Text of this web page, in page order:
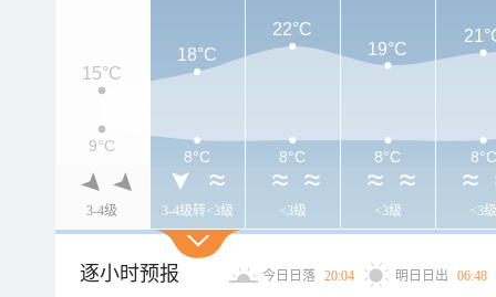
3-4级 3-4级转<3级 <3级 <3级 <3级
15°C
18°C
22°C
19°C
9°C
8°C 8°C 8°C 8°C
逐小时预报 今日日落 20:04 明日日出 06:48